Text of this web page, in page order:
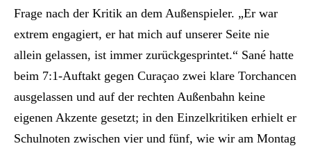
Frage nach der Kritik an dem Außenspieler. „Er war
extrem engagiert, er hat mich auf unserer Seite nie
allein gelassen, ist immer zurückgesprintet.“ Sané hatte
beim 7:1-Auftakt gegen Curaçao zwei klare Torchancen
ausgelassen und auf der rechten Außenbahn keine
eigenen Akzente gesetzt; in den Einzelkritiken erhielt er
Schulnoten zwischen vier und fünf, wie wir am Montag